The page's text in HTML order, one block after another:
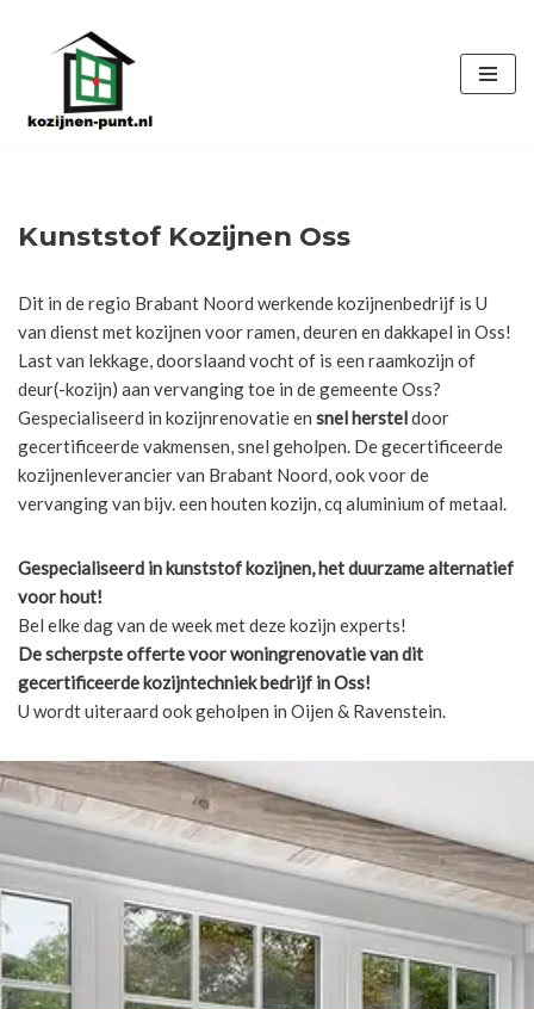
de
Kunststof Kozijnen Oss
Dit in de regio Brabant Noord werkende kozijnenbedrijf is U
van dienst met kozijnen voor ramen, deuren en dakkapel in Oss!
Last van lekkage, doorslaand vocht of is een raamkozijn of
deur(-kozijn) aan vervanging toe in de gemeente Oss?
Gespecialiseerd in kozijnrenovatie en snel hersteldoor
gecertificeerde vakmensen, snel geholpen. De gecertificeerde
kozijnenleverancier van Brabant Noord, ook voor de
vervanging van bijv. een houten kozijn, cq aluminium of metaal.
Gespecialiseerd in kunststof kozijnen, het duurzame alternatief
voor hout!
Bel elke dag van de week met deze kozijn experts!
De scherpsteofferte voor woningrenovatie van dit
gecertificeerde kozijntechniek bedrijf in Oss!
U wordt uiteraard ook geholpen in Oijen & Ravenstein.